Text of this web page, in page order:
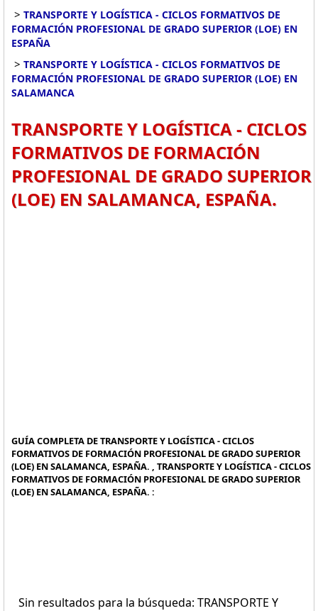
> TRANSPORTE Y LOGÍSTICA - CICLOS FORMATIVOS DE
FORMACIÓN PROFESIONAL DE GRADO SUPERIOR (LOE) EN
ESPAÑA
> TRANSPORTE Y LOGÍSTICA - CICLOS FORMATIVOS DE
FORMACIÓN PROFESIONAL DE GRADO SUPERIOR (LOE) EN
SALAMANCA
TRANSPORTE Y LOGÍSTICA - CICLOS
FORMATIVOS DE FORMACIÓN
PROFESIONAL DE GRADO SUPERIOR
(LOE) EN SALAMANCA, ESPAÑA.
GUÍA COMPLETA DE TRANSPORTE Y LOGÍSTICA - CICLOS
FORMATIVOS DE FORMACIÓN PROFESIONAL DE GRADO SUPERIOR
(LOE) EN SALAMANCA, ESPAÑA. , TRANSPORTE Y LOGÍSTICA - CICLOS
FORMATIVOS DE FORMACIÓN PROFESIONAL DE GRADO SUPERIOR
(LOE) EN SALAMANCA, ESPAÑA. :
Sin resultados para la búsqueda: TRANSPORTE Y